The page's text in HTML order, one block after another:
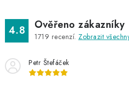
4.8 Ověřeno zákazníky
1719 recenzí. Zobrazit
Petr Štefáček